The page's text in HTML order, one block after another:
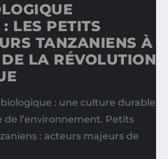
LES PETITS
TANZANIENS À
LA RÉVOLUTION
biologique : une culture durable
de l’environnement. Petits
: acteurs majeurs de